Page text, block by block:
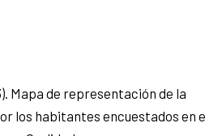
Mapa de representación de la
los habitantes encuestados en